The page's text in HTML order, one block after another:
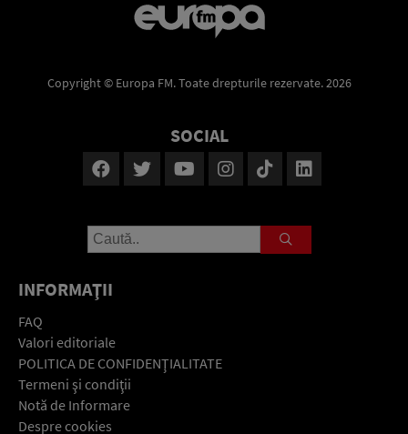
Copyright © Europa FM. Toate drepturile rezervate. 2026
SOCIAL
INFORMAŢII
FAQ
Valori editoriale
POLITICA DE CONFIDENŢIALITATE
Termeni şi condiţii
Notă de Informare
Despre cookies